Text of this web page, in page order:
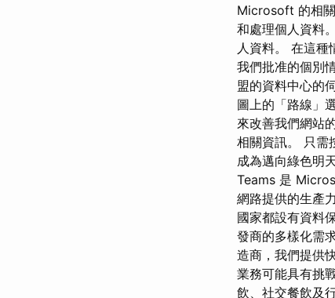
Microsoft 的相
和處理個人資料
人資料。 在這種
我們批准的個別
盟的資料中心的
圖上的「路線」
來改善我們網站
相關資訊。 只需
成為邁向綠色明
Teams 是
網路提供的生產
國家都設有資料
發商的多樣化需
造商，我們提供
業務可能具有挑
飲、社交餐飲及